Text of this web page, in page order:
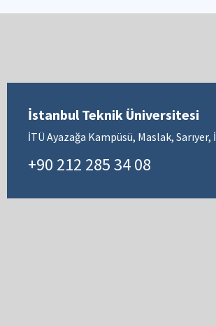
İstanbul Teknik Üniversitesi
İTÜ Ayazağa Kampüsü, Maslak,
+90 212 285 34 08